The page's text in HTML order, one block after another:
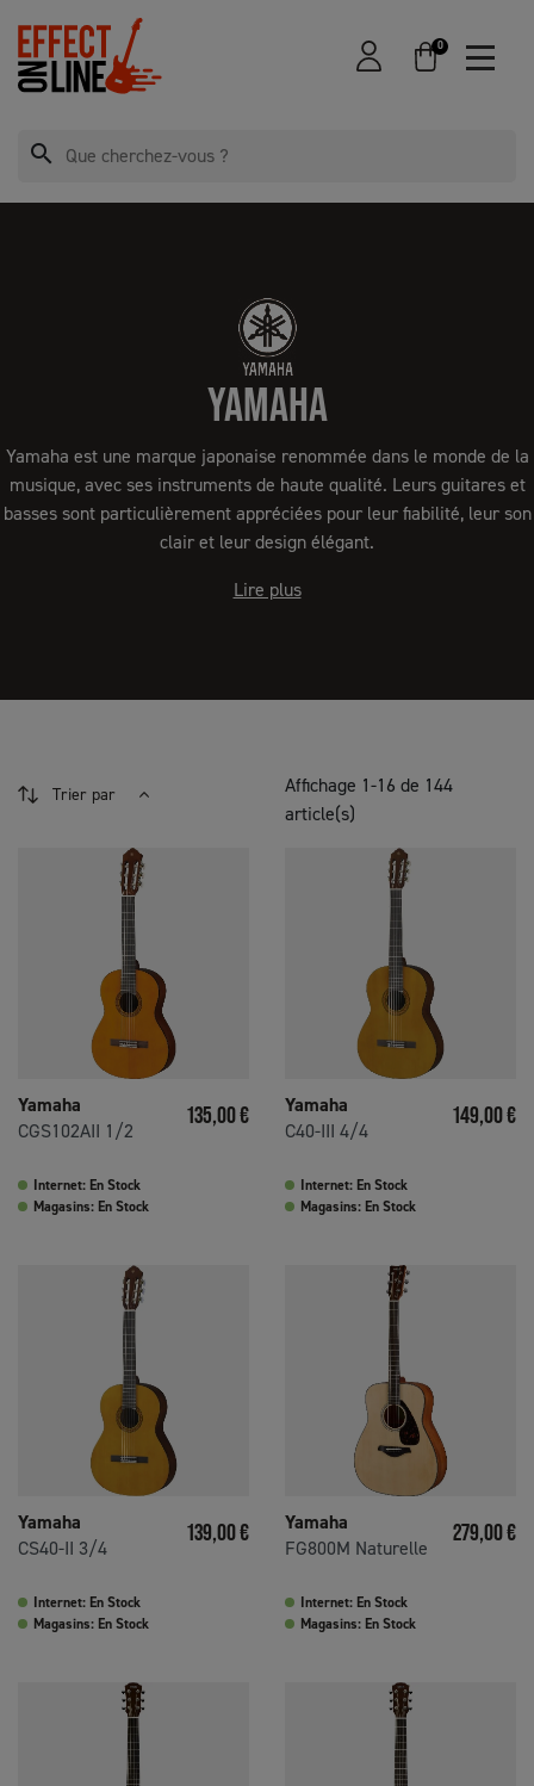
0
search
YAMAHA
Yamaha est une marque japonaise renommée dans le monde de la
musique, avec ses instruments de haute qualité. Leurs guitares et
basses sont particulièrement appréciées pour leur fiabilité, leur son
clair et leur design élégant.
Lire plus
Trier par
Affichage 1-16 de 144
article(s)
Yamaha
CGS102AII 1/2
Prix
135,00 €
Internet: En Stock
Magasins: En Stock
Yamaha
C40-III 4/4
Prix
149,00 €
Internet: En Stock
Magasins: En Stock
Yamaha
CS40-II 3/4
Prix
139,00 €
Internet: En Stock
Magasins: En Stock
Yamaha
FG800M Naturelle
Prix
279,00 €
Internet: En Stock
Magasins: En Stock